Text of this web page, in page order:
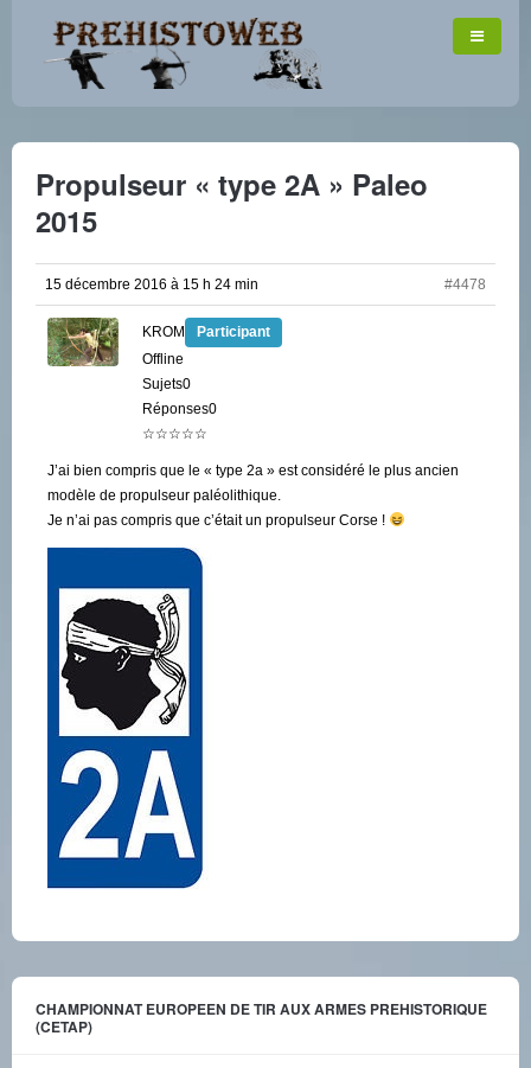
Propulseur « type 2A » Paleo
2015
15 décembre 2016 à 15 h 24 min #4478
KROM
Participant
Offline
Sujets0
Réponses0
☆☆☆☆☆
J’ai bien compris que le « type 2a » est considéré le plus ancien
modèle de propulseur paléolithique.
Je n’ai pas compris que c’était un propulseur Corse !
CHAMPIONNAT EUROPEEN DE TIR AUX ARMES PREHISTORIQUE
(CETAP)